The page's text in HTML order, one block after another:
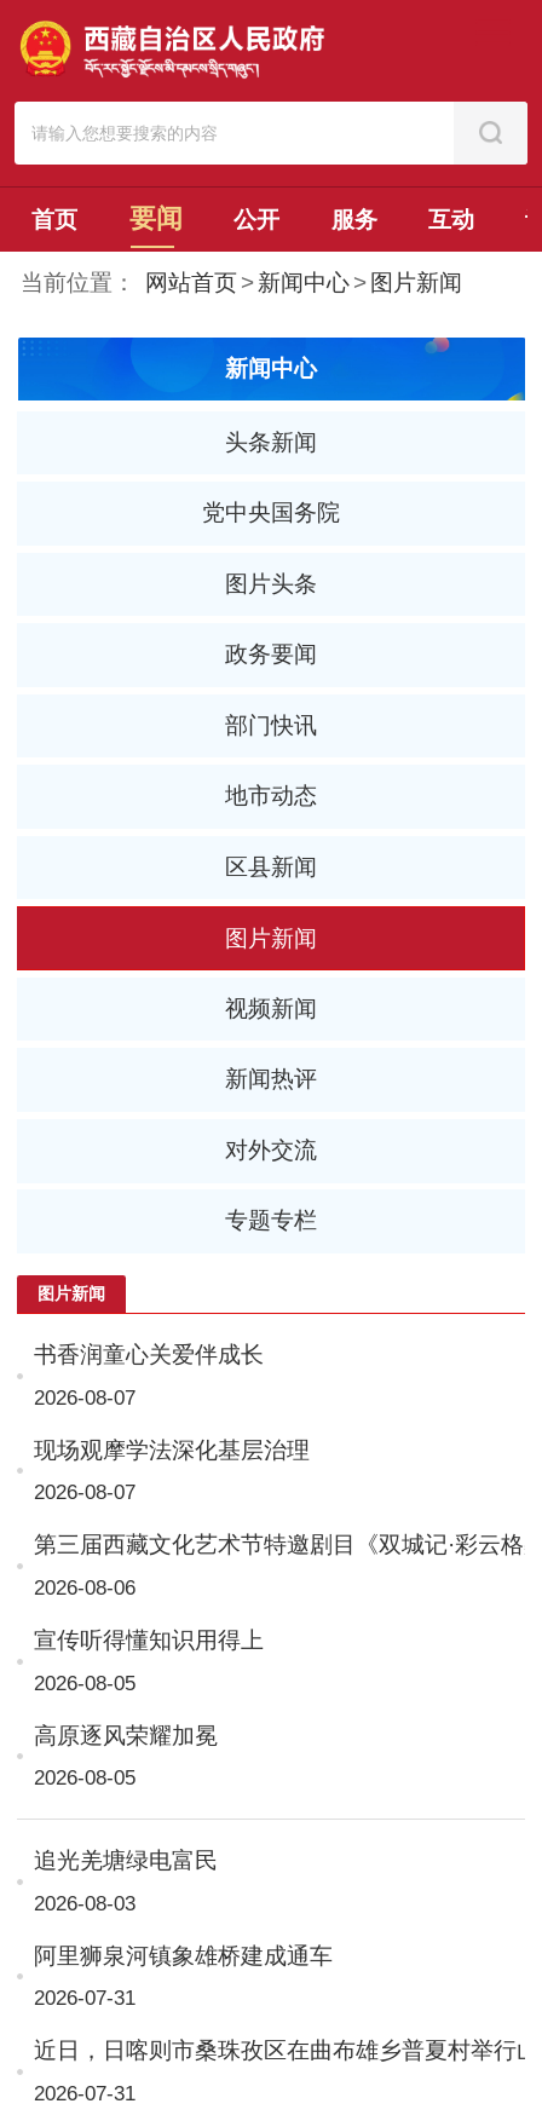
首页 要闻 公开 服务 互动
当前位置： 网站首页 > 新闻中心 > 图片新闻
新闻中心
头条新闻
党中央国务院
图片头条
政务要闻
部门快讯
地市动态
区县新闻
图片新闻
视频新闻
新闻热评
对外交流
专题专栏
图片新闻
书香润童心关爱伴成长
2026-08-07
现场观摩学法深化基层治理
2026-08-07
第三届西藏文化艺术节特邀剧目《双城记·彩云
2026-08-06
宣传听得懂知识用得上
2026-08-05
高原逐风荣耀加冕
2026-08-05
追光羌塘绿电富民
2026-08-03
阿里狮泉河镇象雄桥建成通车
2026-07-31
近日，日喀则市桑珠孜区在曲布雄乡普夏村举行
2026-07-31